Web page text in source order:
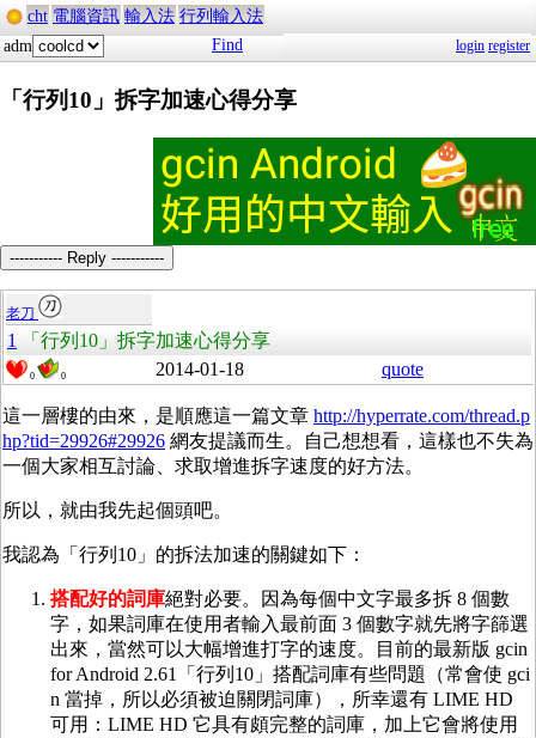
cht 電腦資訊 輸入法 行列輸入法
adm
Find login register
「行列10」拆字加速心得分享
----------- Reply -----------
老刀
1 「行列10」拆字加速心得分享
0 0 2014-01-18 quote
這一層樓的由來，是順應這一篇文章 http://hyperrate.com/thread.p
hp?tid=29926#29926 網友提議而生。自己想想看，這樣也不失為
一個大家相互討論、求取增進拆字速度的好方法。
所以，就由我先起個頭吧。
我認為「行列10」的拆法加速的關鍵如下：
搭配好的詞庫絕對必要。因為每個中文字最多拆 8 個數
字，如果詞庫在使用者輸入最前面 3 個數字就先將字篩選
出來，當然可以大幅增進打字的速度。目前的最新版 gcin
for Android 2.61「行列10」搭配詞庫有些問題（常會使 gci
n 當掉，所以必須被迫關閉詞庫），所幸還有 LIME HD
可用：LIME HD 它具有頗完整的詞庫，加上它會將使用